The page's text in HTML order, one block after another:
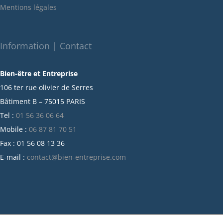
décembre 2021
octobre 2021
juillet 2021
juin 2021
mai 2021
avril 2021
mars 2021
février 2021
janvier 2021
Mentions légales
Information | Contact
Bien-être et Entreprise
106 ter rue olivier de Serres
Bâtiment B – 75015 PARIS
Tel : 01 56 36 06 64
Mobile : 06 87 81 70 51
Fax : 01 56 08 13 36
E-mail : contact@bien-entreprise.com